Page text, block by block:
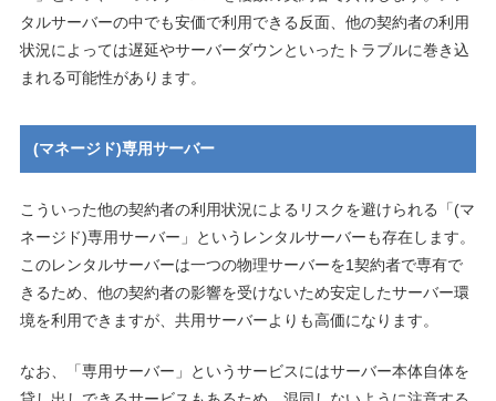
タルサーバーの中でも安価で利用できる反面、他の契約者の利用
状況によっては遅延やサーバーダウンといったトラブルに巻き込
まれる可能性があります。
(マネージド)専用サーバー
こういった他の契約者の利用状況によるリスクを避けられる「(マ
ネージド)専用サーバー」というレンタルサーバーも存在します。
このレンタルサーバーは一つの物理サーバーを1契約者で専有で
きるため、他の契約者の影響を受けないため安定したサーバー環
境を利用できますが、共用サーバーよりも高価になります。
なお、「専用サーバー」というサービスにはサーバー本体自体を